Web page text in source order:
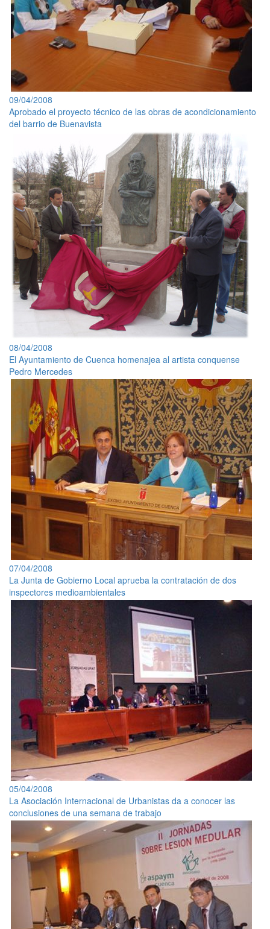
09/04/2008
Aprobado el proyecto técnico de las obras de acondicionamiento
del barrio de Buenavista
08/04/2008
El Ayuntamiento de Cuenca homenajea al artista conquense
Pedro Mercedes
07/04/2008
La Junta de Gobierno Local aprueba la contratación de dos
inspectores medioambientales
05/04/2008
La Asociación Internacional de Urbanistas da a conocer las
conclusiones de una semana de trabajo